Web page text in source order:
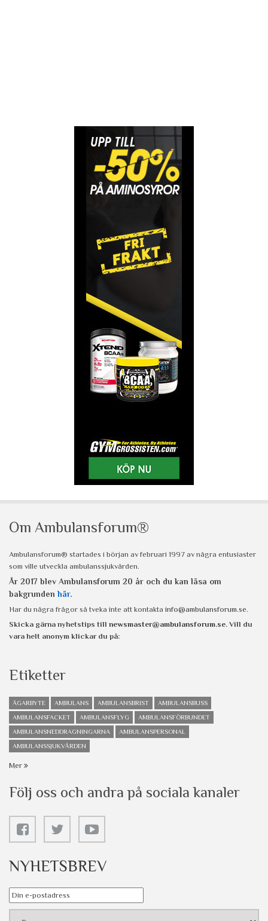
Om Ambulansforum®
Ambulansforum® startades i början av februari 1997 av några entusiaster
som ville utveckla ambulanssjukvården.
År 2017 blev Ambulansforum 20 år och du kan läsa om
bakgrunden här.
Har du några frågor så tveka inte att kontakta info@ambulansforum.se.
Skicka gärna nyhetstips till newsmaster@ambulansforum.se. Vill du
vara helt anonym klickar du på:
Etiketter
ÄGARBYTE AMBULANS AMBULANSBRIST
AMBULANSBUSS
AMBULANSFACKET
AMBULANSFLYG
AMBULANSFÖRBUNDET
AMBULANSNEDDRAGNINGARNA
AMBULANSPERSONAL
AMBULANSSJUKVÅRDEN
Mer
Följ oss och andra på sociala kanaler
NYHETSBREV